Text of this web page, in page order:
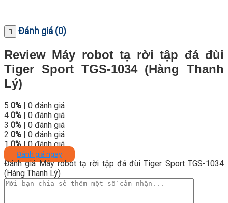
Đánh giá (0)
Review Máy robot tạ rời tập đá đùi
Tiger Sport TGS-1034 (Hàng Thanh
Lý)
5 0% | 0 đánh giá
4 0% | 0 đánh giá
3 0% | 0 đánh giá
2 0% | 0 đánh giá
1 0%| 0 đánh giá
Đánh giá ngay
Đánh giá Máy robot tạ rời tập đá đùi Tiger Sport TGS-1034
(Hàng Thanh Lý)